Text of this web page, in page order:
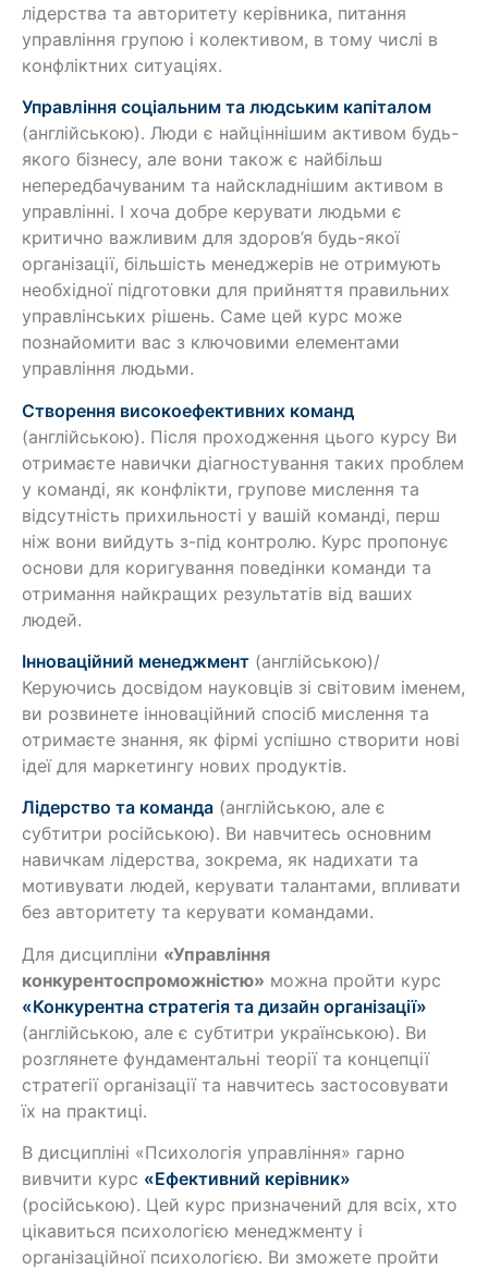
лідерства та авторитету керівника, питання
управління групою і колективом, в тому числі в
конфліктних ситуаціях.
Управління соціальним та людським капіталом
(англійською). Люди є найціннішим активом будь-
якого бізнесу, але вони також є найбільш
непередбачуваним та найскладнішим активом в
управлінні. І хоча добре керувати людьми є
критично важливим для здоров’я будь-якої
організації, більшість менеджерів не отримують
необхідної підготовки для прийняття правильних
управлінських рішень. Саме цей курс може
познайомити вас з ключовими елементами
управління людьми.
Створення високоефективних команд
(англійською). Після проходження цього курсу Ви
отримаєте навички діагностування таких проблем
у команді, як конфлікти, групове мислення та
відсутність прихильності у вашій команді, перш
ніж вони вийдуть з-під контролю. Курс пропонує
основи для коригування поведінки команди та
отримання найкращих результатів від ваших
людей.
Інноваційний менеджмент (англійською)/
Керуючись досвідом науковців зі світовим іменем,
ви розвинете інноваційний спосіб мислення та
отримаєте знання, як фірмі успішно створити нові
ідеї для маркетингу нових продуктів.
Лідерство та команда (англійською, але є
субтитри російською). Ви навчитесь основним
навичкам лідерства, зокрема, як надихати та
мотивувати людей, керувати талантами, впливати
без авторитету та керувати командами.
Для дисципліни «Управління
конкурентоспроможністю» можна пройти курс
«Конкурентна стратегія та дизайн організації»
(англійською, але є субтитри українською). Ви
розглянете фундаментальні теорії та концепції
стратегії організації та навчитесь застосовувати
їх на практиці.
В дисципліні «Психологія управління» гарно
вивчити курс «Ефективний керівник»
(російською). Цей курс призначений для всіх, хто
цікавиться психологією менеджменту і
організаційної психологією. Ви зможете пройти